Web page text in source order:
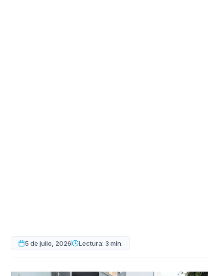
5 de julio, 2026 Lectura: 3 min.